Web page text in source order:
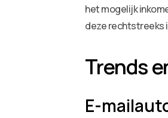
het mogelijk
deze rechtstreeks
Trends
E-